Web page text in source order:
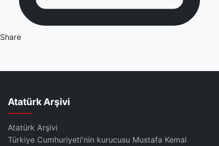
Share
Atatürk Arşivi
Atatürk Arşivi
Türkiye Cumhuriyeti'nin kurucusu Mustafa Kemal